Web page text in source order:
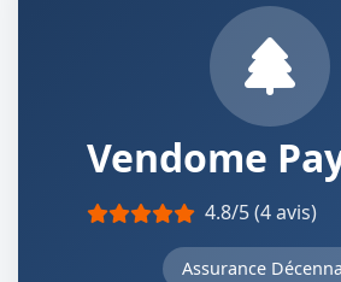
Vendome
4.8/5 (4 avis)
Assurance